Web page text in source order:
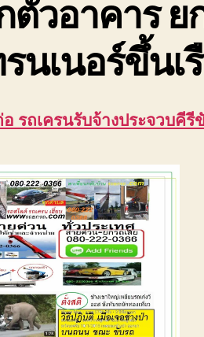
ตัวอาคาร
รนเนอร์ขึ้นเ
รถเครนรับจ้างประจวบคีรี